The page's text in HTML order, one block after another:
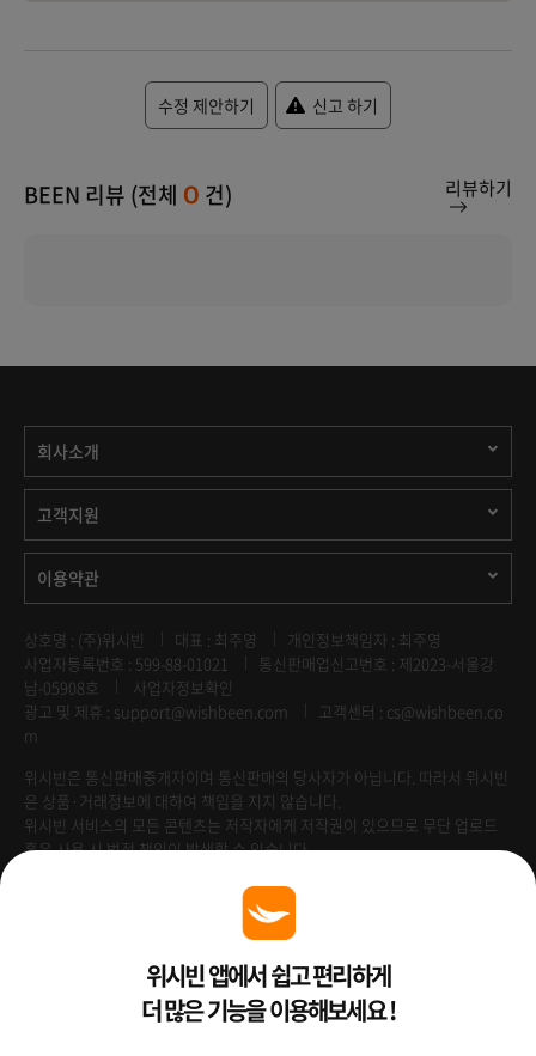
수정 제안하기 신고 하기
BEEN 리뷰 (전체 0 건) 리뷰하기
회사소개
고객지원
이용약관
상호명 : (주)위시빈 대표 : 최주영
개인정보책임자 : 최주영
사업자등록번호 : 599-88-01021
통신판매업신고번호 : 제2023-서울강
남-05908호
사업자정보확인
광고 및 제휴 : support@wishbeen.com
고객센터 : cs@wishbeen.co
m
위시빈은 통신판매중개자이며 통신판매의 당사자가 아닙니다. 따라서 위시빈
은 상품·거래정보에 대하여 책임을 지지 않습니다.
위시빈 서비스의 모든 콘텐츠는 저작자에게 저작권이 있으므로 무단 업로드
혹은 사용 시 법적 책임이 발생할 수 있습니다.
Venture Enterprise위시빈 앱에서 쉽고 편리하게
더 많은 기능을 이용해보세요 !